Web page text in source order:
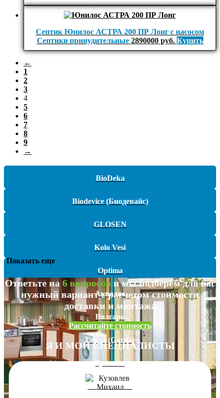
Септик Юнилос АСТРА 200 ПР Лонг с насосом
Септики принудительные 2890000руб. Купить
←
1
2
3
4
5
6
7
8
9
→
BioDeka
Biodevice (Биодевайс)
GLOSEN
Kolo Vesi
Optima
Аквалос
Волгарь
Гарда (Garda)
Гринлос
ЕВРОБИОН
Показать еще
Ответьте на 6 вопросов и мы подберем для вас
нужный вариант с расчетом стоимости
доставки и монтажа
Рассчитайте стоимость
Я И МОИ СПЕЦИАЛИСТЫ